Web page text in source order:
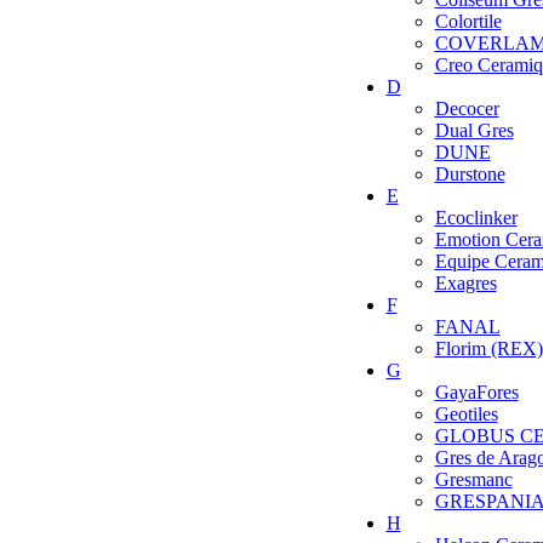
Colortile
Creo
D
Decocer
Dual Gres
DUNE
Durstone
E
Ecoclinker
Emotion
Equipe
Exagres
F
FANAL
Florim (REX)
G
GayaFores
Geotiles
GLOBUS
Gres de
Gresmanc
GRESPANIA
H